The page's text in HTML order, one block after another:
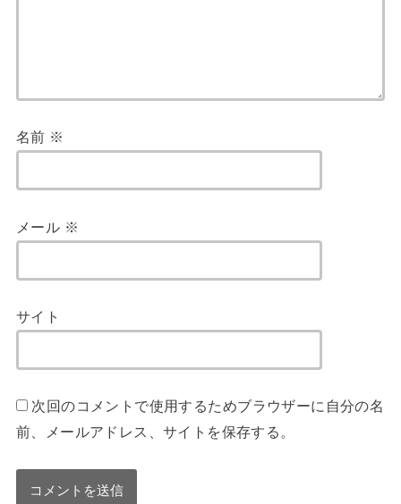
名前 ※
メール ※
サイト
次回のコメントで使用するためブラウザーに自分の名
前、メールアドレス、サイトを保存する。